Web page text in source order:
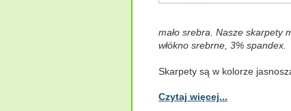
mało srebra. Nasze skarpety
włókno srebrne, 3% spandex.
Skarpety są w kolorze
Czytaj więcej...